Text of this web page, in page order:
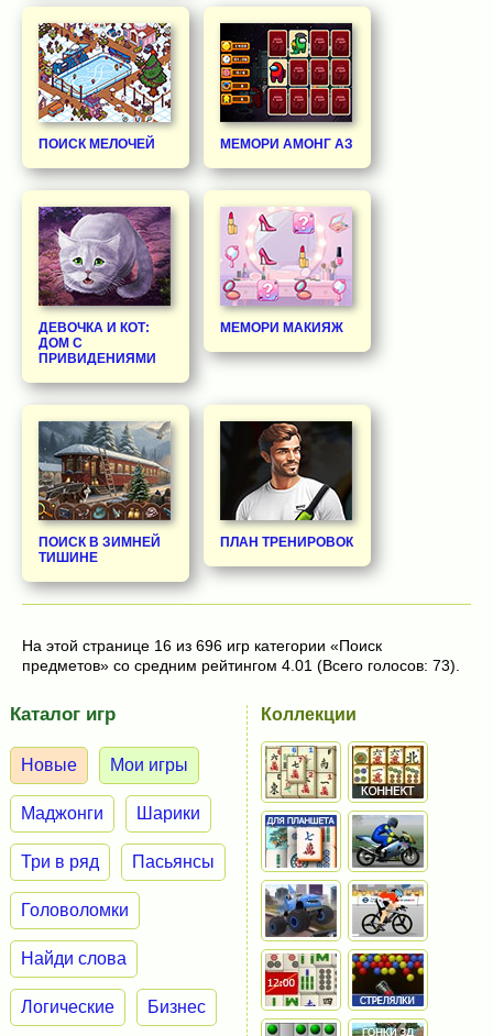
ПОИСК МЕЛОЧЕЙ МЕМОРИ АМОНГ АЗ
ДЕВОЧКА И КОТ:
ДОМ С
ПРИВИДЕНИЯМИ
МЕМОРИ МАКИЯЖ
ПОИСК В ЗИМНЕЙ
ТИШИНЕ
ПЛАН ТРЕНИРОВОК
На этой странице 16 из 696 игр категории «Поиск
предметов» со средним рейтингом 4.01 (Всего голосов: 73).
Каталог игр
Новые Мои игры
Маджонги Шарики
Три в ряд Пасьянсы
Головоломки
Найди слова
Логические Бизнес
Коллекции